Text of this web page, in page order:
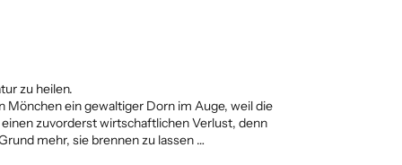
zu heilen.
Mönchen ein gewaltiger Dorn im Auge, weil die
zuvorderst wirtschaftlichen Verlust, denn
mehr, sie brennen zu lassen …